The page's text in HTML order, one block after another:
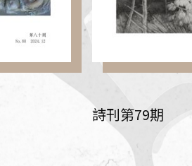
詩刊第79期